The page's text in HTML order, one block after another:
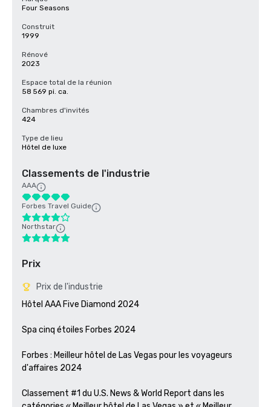
Four Seasons
Construit
1999
Rénové
2023
Espace total de la réunion
58 569 pi. ca.
Chambres d'invités
424
Type de lieu
Hôtel de luxe
Classements de l'industrie
AAA
Forbes Travel Guide
Northstar
Prix
Prix de l'industrie
Hôtel AAA Five Diamond 2024
Spa cinq étoiles Forbes 2024
Forbes : Meilleur hôtel de Las Vegas pour les voyageurs
d'affaires 2024
Classement #1 du U.S. News & World Report dans les